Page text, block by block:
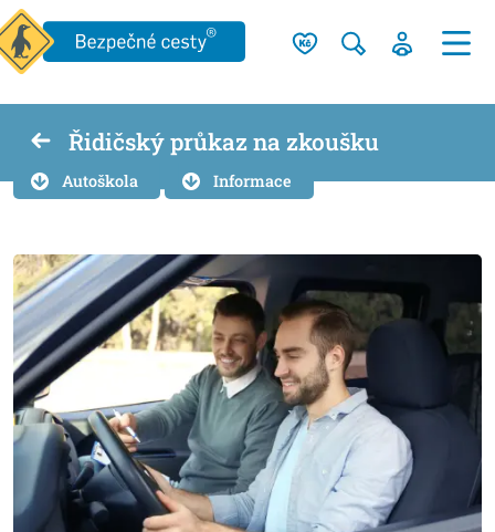
Řidičský průkaz na zkoušku
Autoškola Informace